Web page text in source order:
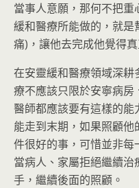
當事人意願，那何不把
緩和醫療所能做的，就
痛)，讓他去完成他覺得
在安靈緩和醫療領域深
療不應該只限於安寧病
醫師都應該要有這樣的
能走到末期，如果照顧
件很好的事，可惜並非每
當病人、家屬拒絕繼續
手，繼續後面的照顧。